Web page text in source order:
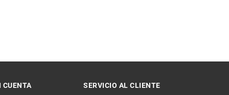
CUENTA SERVICIO AL CLIENTE